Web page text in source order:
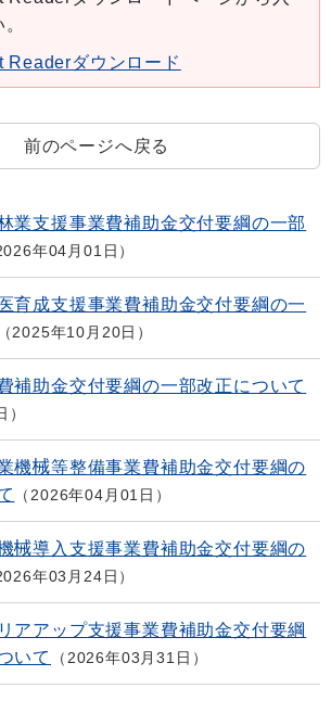
Readerダウンロード
前のページへ戻る
業支援事業費補助金交付要綱の一部
年04月01日
育成支援事業費補助金交付要綱の一
2025年10月20日
補助金交付要綱の一部改正について
機械等整備事業費補助金交付要綱の
2026年04月01日
械導入支援事業費補助金交付要綱の
年03月24日
アアップ支援事業費補助金交付要綱
いて
2026年03月31日